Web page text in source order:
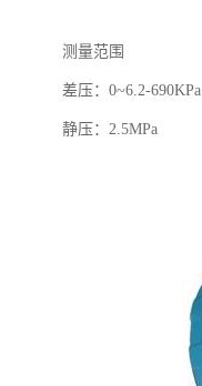
测量范围
差压：0~6.2-690KPa
静压：2.5MPa